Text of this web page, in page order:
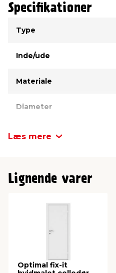
Specifikationer
Type
Inde/ude
Materiale
Diameter
Læs mere
Lignende varer
Optimal fix-it